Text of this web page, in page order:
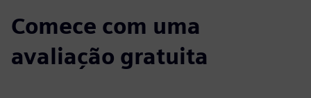
Comece com uma
avaliação gratuita